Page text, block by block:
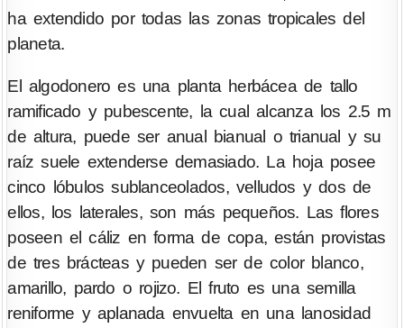
ha extendido por todas las zonas tropicales del
planeta.
El algodonero es una planta herbácea de tallo
ramificado y pubescente, la cual alcanza los 2.5 m
de altura, puede ser anual bianual o trianual y su
raíz suele extenderse demasiado. La hoja posee
cinco lóbulos sublanceolados, velludos y dos de
ellos, los laterales, son más pequeños. Las flores
poseen el cáliz en forma de copa, están provistas
de tres brácteas y pueden ser de color blanco,
amarillo, pardo o rojizo. El fruto es una semilla
reniforme y aplanada envuelta en una lanosidad